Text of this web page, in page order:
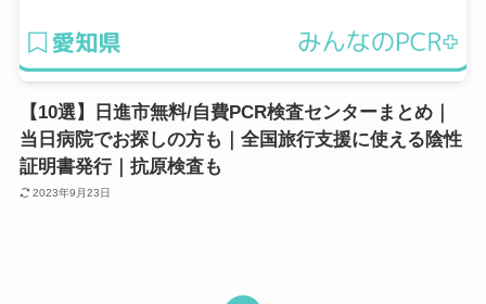
【10選】日進市無料/自費PCR検査センターまとめ｜
当日病院でお探しの方も｜全国旅行支援に使える陰性
証明書発行｜抗原検査も
2023年9月23日